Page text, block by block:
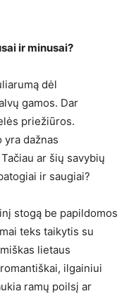
ir minusai?
dėl
gamos. Dar
priežiūros.
yra dažnas
ar šių savybių
ir saugiai?
stogą be papildomos
teks taikytis su
lietaus
ilgainiui
ramų poilsį ar